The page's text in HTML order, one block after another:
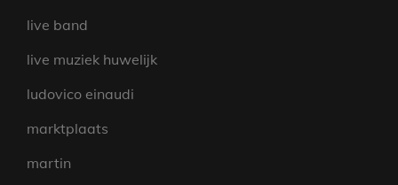
live band
live muziek huwelijk
ludovico einaudi
marktplaats
martin